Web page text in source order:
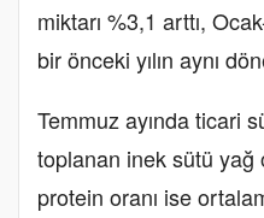
miktarı %3,1 arttı,
bir önceki yılın aynı
Temmuz ayında ticari
toplanan inek sütü yağ
protein oranı ise